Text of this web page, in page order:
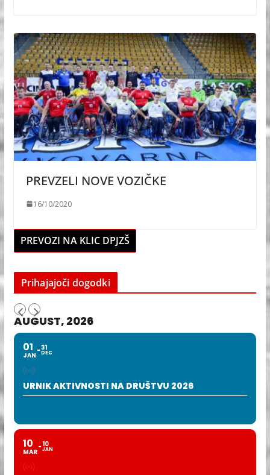
PREVZELI NOVE VOZIČKE
16/10/2020
PREVOZI NA KLIC DPJZŠ
Prihajajoči dogodki
AUGUST, 2026
01
JAN
31
DEC
URNIK AKTIVNOSTI NA DRUŠTVU 2026
10
MAR
10
JAN